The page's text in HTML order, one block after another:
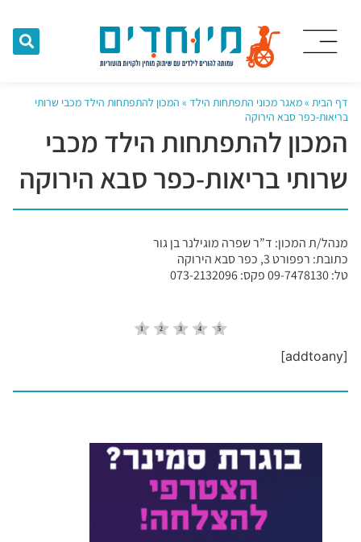
דף הבית »מאגר מכוני התפתחות הילד » המכון להתפתחות הילד מכבי שרותי
בריאות-כפר סבא הירוקה
המכון להתפתחות הילד מכבי
שרותי בריאות-כפר סבא הירוקה
מנהל/ת המכון: ד”ר שפרה מוגילנר בן גור
כתובת: רפפורט 3, כפר סבא הירוקה
טל: 09-7478130 פקס: 073-2132096
[addtoany]